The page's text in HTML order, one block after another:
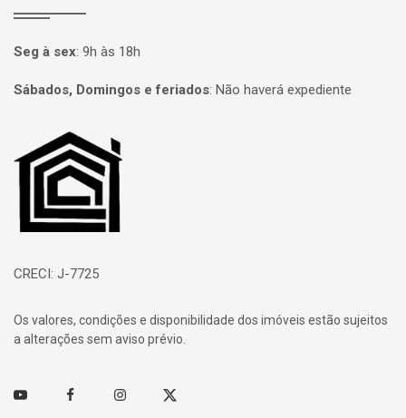
Seg à sex: 9h às 18h
Sábados, Domingos e feriados: Não haverá expediente
Página inicial
CRECI: J-7725
Os valores, condições e disponibilidade dos imóveis estão sujeitos
a alterações sem aviso prévio.
Youtube FacebookInstagramTwitter